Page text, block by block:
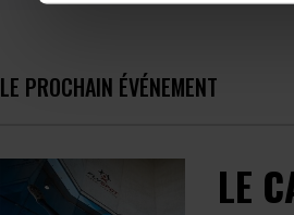
LE PROCHAIN ÉVÉNEMENT
LE